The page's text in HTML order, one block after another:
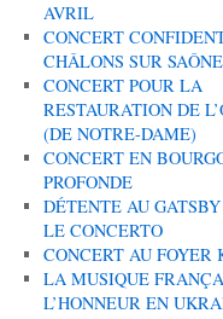
AVRIL
CONCERT
CHÂLONS SUR SAÔNE
CONCERT POUR LA
RESTAURATION DE
(DE NOTRE-DAME)
CONCERT EN
PROFONDE
DÉTENTE AU
LE CONCERTO
CONCERT AU FOYER
LA MUSIQUE
L’HONNEUR EN